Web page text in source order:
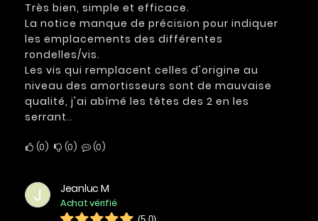
Très bien, simple et efficace.
La notice manque de précision pour indiquer
les emplacements des différentes
rondelles/vis.
Les vis qui remplacent celles d'origine au
niveau des amortisseurs sont de mauvaise
qualité, j'ai abîmé les têtes des 2 en les
serrant..
0 0 0
J Jeanluc M
Achat vérifié